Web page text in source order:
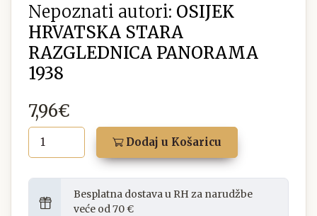
Nepoznati autori: OSIJEK
HRVATSKA STARA
RAZGLEDNICA PANORAMA
1938
7,96€
Dodaj u Košaricu
Besplatna dostava u RH za narudžbe
veće od 70 €